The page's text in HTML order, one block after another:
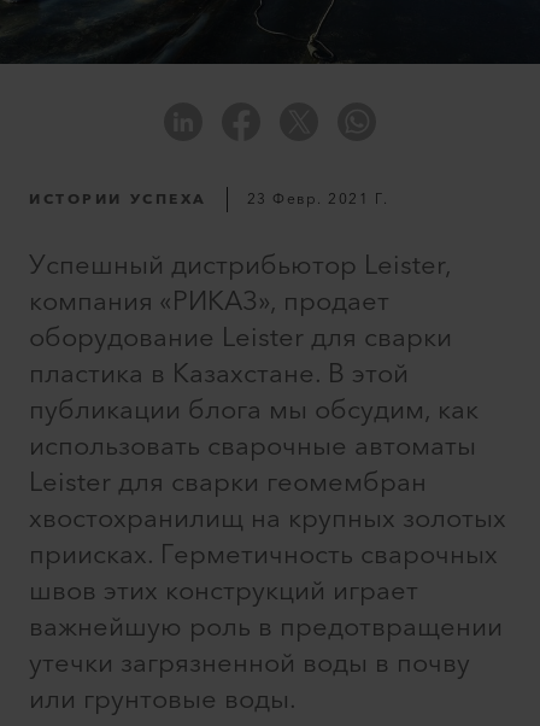
ИСТОРИИ УСПЕХА 23 Февр. 2021 Г.
Успешный дистрибьютор Leister,
компания «РИКАЗ», продает
оборудование Leister для сварки
пластика в Казахстане. В этой
публикации блога мы обсудим, как
использовать сварочные автоматы
Leister для сварки геомембран
хвостохранилищ на крупных золотых
приисках. Герметичность сварочных
швов этих конструкций играет
важнейшую роль в предотвращении
утечки загрязненной воды в почву
или грунтовые воды.